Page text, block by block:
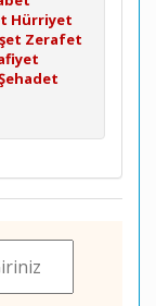
Hürriyet
Zerafet